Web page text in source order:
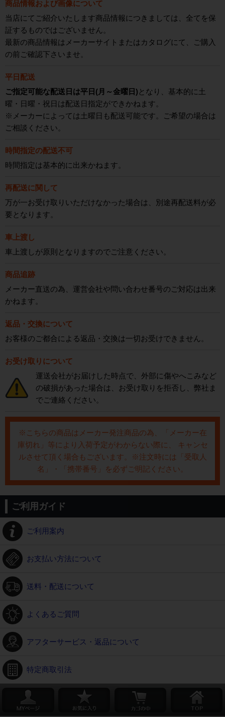
商品情報および画像について
当店にてご紹介いたします商品情報につきましては、全てを保
証するものではございません。
最新の商品情報はメーカーサイトまたはカタログにて、ご購入
の前ご確認下さいませ。
平日配送
ご指定可能な配送日は平日(月～金曜日) となり、基本的に土
曜・日曜・祝日は配送日指定ができかねます。
※メーカーによっては土曜日も配送可能です。ご希望の場合は
ご相談ください。
時間指定の配送不可
時間指定は基本的に出来かねます。
再配送に関して
万が一お受け取りいただけなかった場合は、別途再配送料が必
要となります。
車上渡し
車上渡しが原則となりますのでご注意ください。
商品追跡
メーカー直送の為、運営会社や問い合わせ番号のご対応は出来
かねます。
返品・交換について
お客様のご都合による返品・交換は一切お受けできません。
お受け取りについて
運送会社がお届けした時点で、外部に傷やへこみなど
の破損があった場合は、お受け取りを拒否し、弊社ま
でご連絡ください。
※こちらの商品はメーカー発注商品の為、「メーカー在
庫切れ」等により入荷予定がわからない際に、 キャンセ
ルさせて頂く場合もございます。※注文時には「受取人
名」・「携帯番号」を必ずご明記ください。
ご利用ガイド
ご利用案内
お支払い方法について
送料・配送について
よくあるご質問
アフターサービス・返品について
特定商取引法